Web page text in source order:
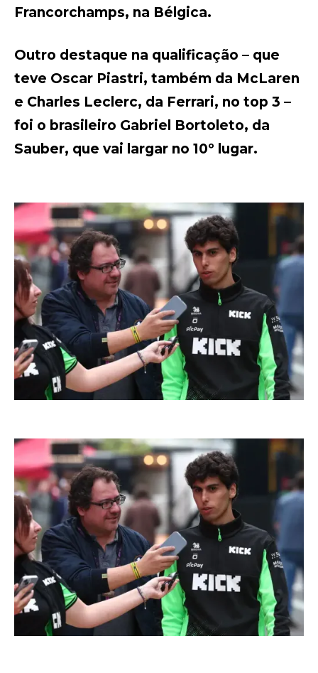
Francorchamps, na Bélgica.
Outro destaque na qualificação – que
teve Oscar Piastri, também da McLaren
e Charles Leclerc, da Ferrari, no top 3 –
foi o brasileiro Gabriel Bortoleto, da
Sauber, que vai largar no 10º lugar.